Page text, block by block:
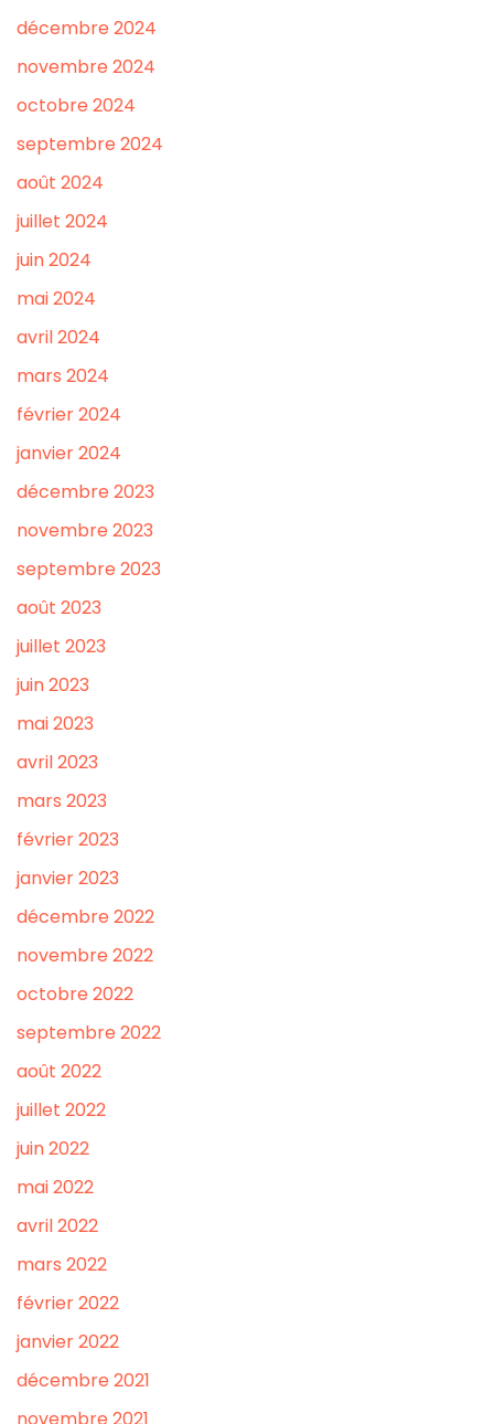
décembre 2024
novembre 2024
octobre 2024
septembre 2024
août 2024
juillet 2024
juin 2024
mai 2024
avril 2024
mars 2024
février 2024
janvier 2024
décembre 2023
novembre 2023
septembre 2023
août 2023
juillet 2023
juin 2023
mai 2023
avril 2023
mars 2023
février 2023
janvier 2023
décembre 2022
novembre 2022
octobre 2022
septembre 2022
août 2022
juillet 2022
juin 2022
mai 2022
avril 2022
mars 2022
février 2022
janvier 2022
décembre 2021